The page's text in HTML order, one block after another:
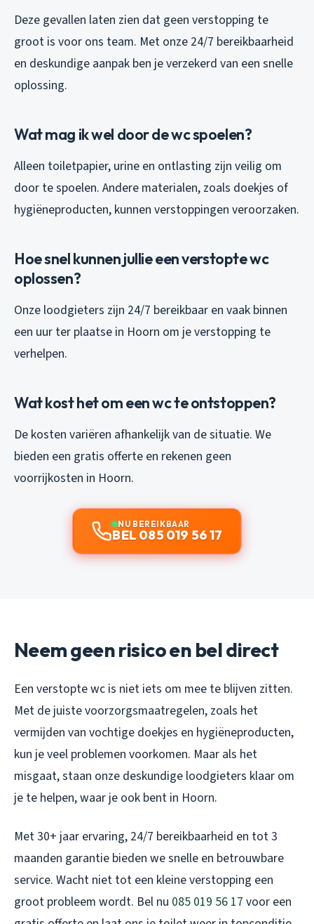
Deze gevallen laten zien dat geen verstopping te
groot is voor ons team. Met onze 24/7 bereikbaarheid
en deskundige aanpak ben je verzekerd van een snelle
oplossing.
Wat mag ik wel door de wc spoelen?
Alleen toiletpapier, urine en ontlasting zijn veilig om
door te spoelen. Andere materialen, zoals doekjes of
hygiëneproducten, kunnen verstoppingen veroorzaken.
Hoe snel kunnen jullie een verstopte wc
oplossen?
Onze loodgieters zijn 24/7 bereikbaar en vaak binnen
een uur ter plaatse in Hoorn om je verstopping te
verhelpen.
Wat kost het om een wc te ontstoppen?
De kosten variëren afhankelijk van de situatie. We
bieden een gratis offerte en rekenen geen
voorrijkosten in Hoorn.
NU BEREIKBAAR
BEL 085 019 56 17
Neem geen risico en bel direct
Een verstopte wc is niet iets om mee te blijven zitten.
Met de juiste voorzorgsmaatregelen, zoals het
vermijden van vochtige doekjes en hygiëneproducten,
kun je veel problemen voorkomen. Maar als het
misgaat, staan onze deskundige loodgieters klaar om
je te helpen, waar je ook bent in Hoorn.
Met 30+ jaar ervaring, 24/7 bereikbaarheid en tot 3
maanden garantie bieden we snelle en betrouwbare
service. Wacht niet tot een kleine verstopping een
groot probleem wordt. Bel nu 085 019 56 17 voor een